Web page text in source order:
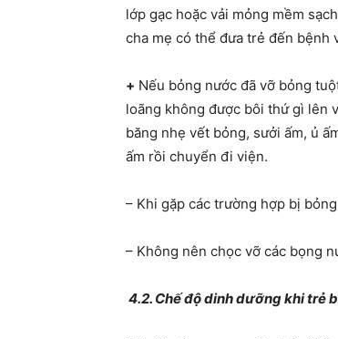
lớp gạc hoặc vải mỏng mềm
cha mẹ có thể đưa trẻ đến bệnh
+ Nếu bỏng nước đã vỡ bỏng
loãng không được bôi thứ gì lên
băng nhẹ vết bỏng, sưởi ấm, ủ
ấm rồi chuyển đi viện.
– Khi gặp các trường hợp bị
– Không nên chọc vỡ các bọng
4.2. Chế độ dinh dưỡng khi trẻ